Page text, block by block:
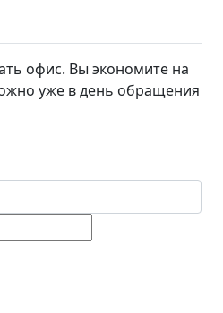
офис. Вы экономите на
уже в день обращения